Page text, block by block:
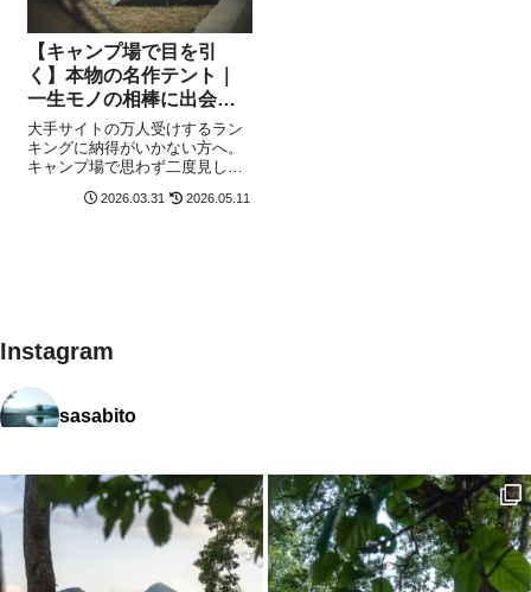
【キャンプ場で目を引
く】本物の名作テント｜
一生モノの相棒に出会う
ための決定版リスト
大手サイトの万人受けするラン
キングに納得がいかない方へ。
キャンプ場で思わず二度見して
名作テントをガチキャンパーが
2026.03.31 2026.05.11
Instagram
sasabito